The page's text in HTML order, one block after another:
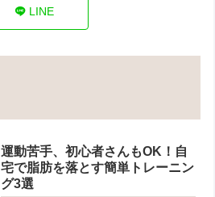
LINE
運動苦手、初心者さんもOK！自
宅で脂肪を落とす簡単トレーニン
グ3選